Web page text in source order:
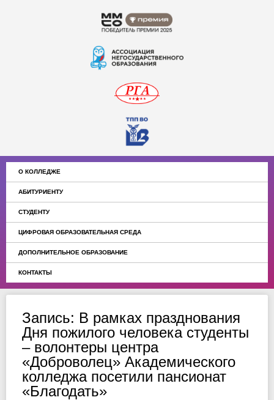
О КОЛЛЕДЖЕ
АБИТУРИЕНТУ
СТУДЕНТУ
ЦИФРОВАЯ ОБРАЗОВАТЕЛЬНАЯ СРЕДА
ДОПОЛНИТЕЛЬНОЕ ОБРАЗОВАНИЕ
КОНТАКТЫ
Запись: В рамках празднования
Дня пожилого человека студенты
– волонтеры центра
«Доброволец» Академического
колледжа посетили пансионат
«Благодать»